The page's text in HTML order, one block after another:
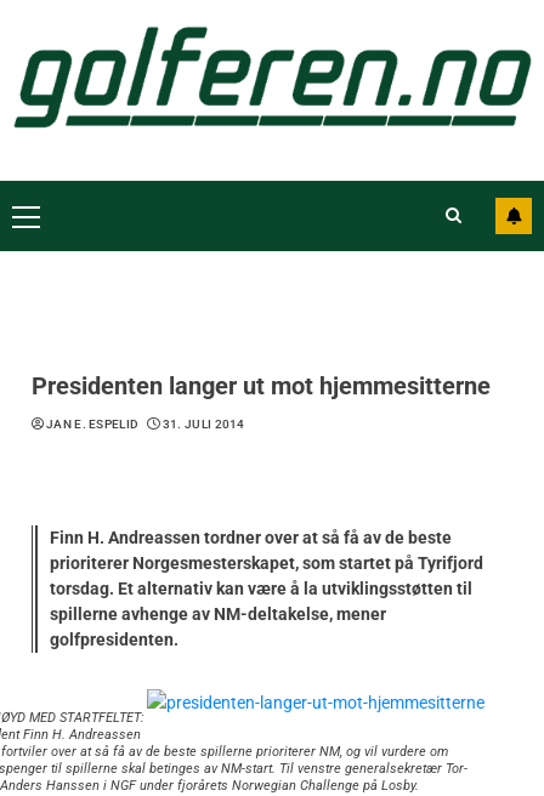
Presidenten langer ut mot hjemmesitterne
JAN E. ESPELID 31. JULI 2014
Finn H. Andreassen tordner over at så få av de beste
prioriterer Norgesmesterskapet, som startet på Tyrifjord
torsdag. Et alternativ kan være å la utviklingsstøtten til
spillerne avhenge av NM-deltakelse, mener
golfpresidenten.
MED STARTFELTET:
Finn H. Andreassen
over at så få av de beste spillerne prioriterer NM, og vil vurdere om
til spillerne skal betinges av NM-start. Til venstre generalsekretær Tor-
Anders Hanssen i NGF under fjorårets Norwegian Challenge på Losby.